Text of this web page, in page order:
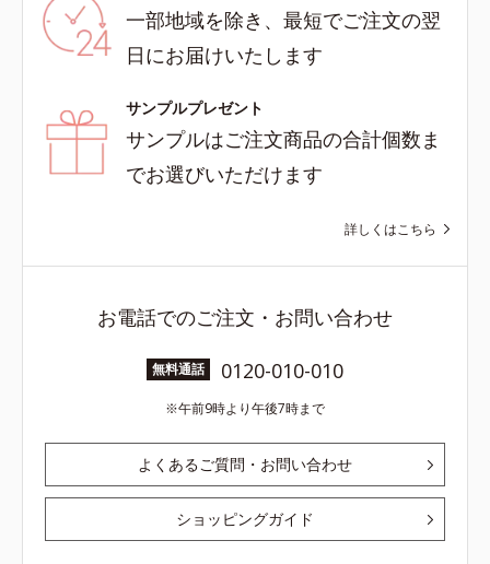
一部地域を除き、最短でご注文の翌
日にお届けいたします
サンプルプレゼント
サンプルはご注文商品の合計個数ま
でお選びいただけます
詳しくはこちら
お電話でのご注文・お問い合わせ
無料通話 0120-010-010
午前9時より午後7時まで
よくあるご質問・お問い合わせ
ショッピングガイド